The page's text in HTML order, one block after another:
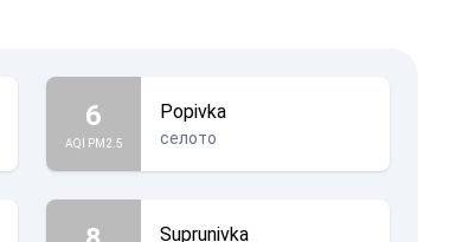
6
AQI PM2.5
Popivka
селото
Suprunivka